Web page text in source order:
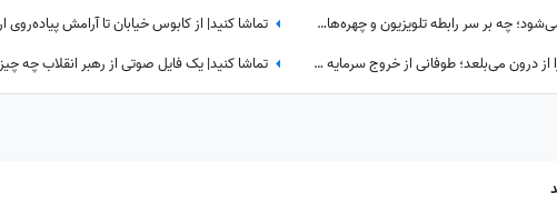
شکافی که هر سال عمیق‌تر می‌شود؛ چه بر سر رابطه تلویزیون و چهره‌های محبوب آمد؟
ببینید| فاجعه‌ای که اسرائیل را از درون می‌بلعد؛ طوفانی از خروج سرمایه و نخبگان که نتانیاهو را به خاک سیاه نشاند!